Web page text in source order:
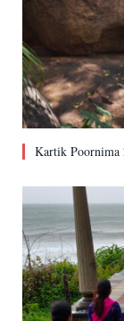
Kartik Poornima